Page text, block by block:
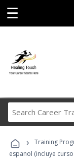
☰
› Training
espanol (incluye